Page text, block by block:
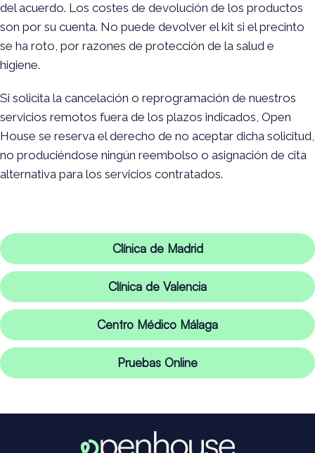
del acuerdo. Los costes de devolución de los productos
son por su cuenta. No puede devolver el kit si el precinto
se ha roto, por razones de protección de la salud e
higiene.
Si solicita la cancelación o reprogramación de nuestros
servicios remotos fuera de los plazos indicados, Open
House se reserva el derecho de no aceptar dicha solicitud,
no produciéndose ningún reembolso o asignación de cita
alternativa para los servicios contratados.
Clínica de Madrid
Clínica de Valencia
Centro Médico Málaga
Pruebas Online